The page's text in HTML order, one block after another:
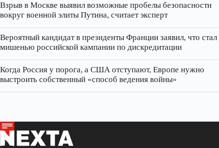
Взрыв в Москве выявил возможные пробелы безопасности
вокруг военной элиты Путина, считает эксперт
Вероятный кандидат в президенты Франции заявил, что стал
мишенью российской кампании по дискредитации
Когда Россия у порога, а США отступают, Европе нужно
выстроить собственный «способ ведения войны»